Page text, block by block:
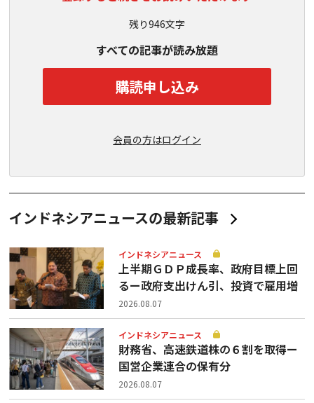
残り946文字
すべての記事が読み放題
購読申し込み
会員の方はログイン
インドネシアニュースの最新記事
インドネシアニュース
上半期ＧＤＰ成長率、政府目標上回
るー政府支出けん引、投資で雇用増
2026.08.07
インドネシアニュース
財務省、高速鉄道株の６割を取得ー
国営企業連合の保有分
2026.08.07